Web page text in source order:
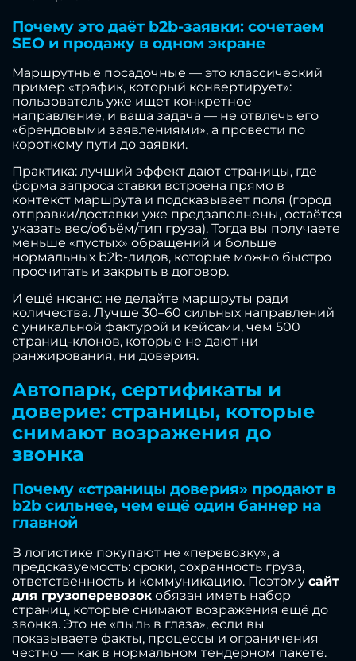
Почему это даёт b2b-заявки: сочетаем
SEO и продажу в одном экране
Маршрутные посадочные — это классический
пример «трафик, который конвертирует»:
пользователь уже ищет конкретное
направление, и ваша задача — не отвлечь его
«брендовыми заявлениями», а провести по
короткому пути до заявки.
Практика: лучший эффект дают страницы, где
форма запроса ставки встроена прямо в
контекст маршрута и подсказывает поля (город
отправки/доставки уже предзаполнены, остаётся
указать вес/объём/тип груза). Тогда вы получаете
меньше «пустых» обращений и больше
нормальных b2b-лидов, которые можно быстро
просчитать и закрыть в договор.
И ещё нюанс: не делайте маршруты ради
количества. Лучше 30–60 сильных направлений
с уникальной фактурой и кейсами, чем 500
страниц-клонов, которые не дают ни
ранжирования, ни доверия.
Автопарк, сертификаты и
доверие: страницы, которые
снимают возражения до
звонка
Почему «страницы доверия» продают в
b2b сильнее, чем ещё один баннер на
главной
В логистике покупают не «перевозку», а
предсказуемость: сроки, сохранность груза,
ответственность и коммуникацию. Поэтому сайт
для грузоперевозок обязан иметь набор
страниц, которые снимают возражения ещё до
звонка. Это не «пыль в глаза», если вы
показываете факты, процессы и ограничения
честно — как в нормальном тендерном пакете.